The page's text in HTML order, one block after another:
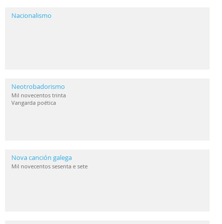
Nacionalismo
Neotrobadorismo
Mil novecentos trinta
Vangarda poética
Nova canción galega
Mil novecentos sesenta e sete